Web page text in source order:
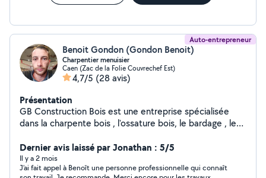
Auto-entrepreneur
Benoit Gondon (Gondon Benoit)
Charpentier menuisier
Caen (Zac de la Folie Couvrechef Est)
4,7/5 (28 avis)
Présentation
GB Construction Bois est une entreprise spécialisée
dans la charpente bois , l'ossature bois, le bardage , les
Dernier avis laissé par Jonathan : 5/5
Il y a 2 mois
J’ai fait appel à Benoît une personne professionnelle qui connaît